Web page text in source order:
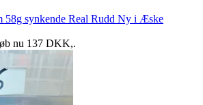
synkende Real Rudd Ny i Æske
nu 137 DKK,.